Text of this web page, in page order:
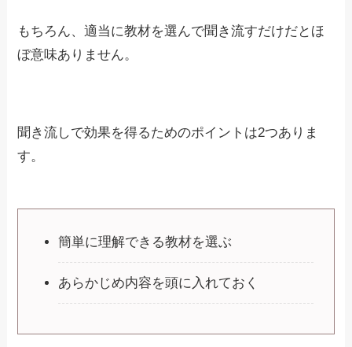
もちろん、適当に教材を選んで聞き流すだけだとほ
ぼ意味ありません。
聞き流しで効果を得るためのポイントは2つありま
す。
簡単に理解できる教材を選ぶ
あらかじめ内容を頭に入れておく